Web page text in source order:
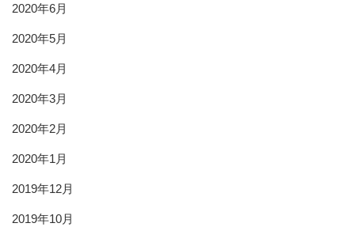
2020年6月
2020年5月
2020年4月
2020年3月
2020年2月
2020年1月
2019年12月
2019年10月